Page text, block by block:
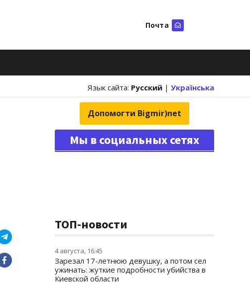
Почта
Язык сайта: Русский | Українська
Допомогти Bigmir)net
Мы в социальных сетях
ТОП-новости
4 августа, 16:45
Зарезал 17-летнюю девушку, а потом сел
ужинать: жуткие подробности убийства в
Киевской области